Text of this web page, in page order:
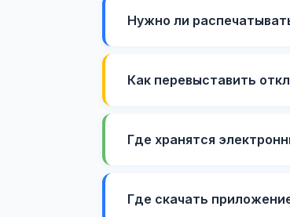
Нужно ли
Как перевыставить
Где хранятся
Где скачать